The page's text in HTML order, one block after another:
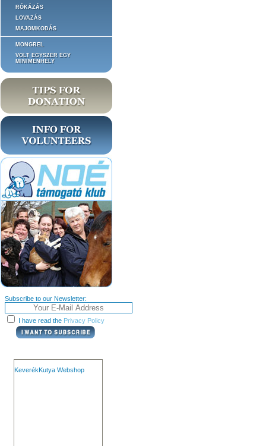
RÓKÁZÁS
LOVAZÁS
MAJOMKODÁS
MONGREL
VOLT EGYSZER EGY
MINIMENHELY
Subscribe to our Newsletter:
I have read the Privacy Policy
KeverékKutya Webshop